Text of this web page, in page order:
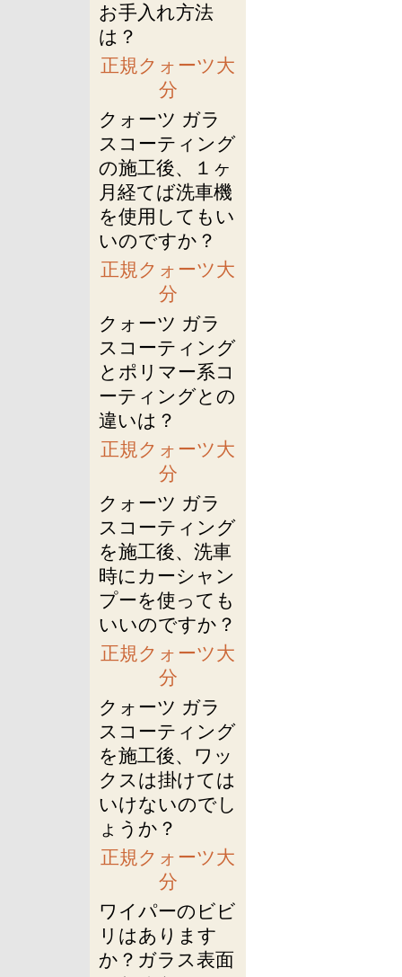
お手入れ方法
は？
正規クォーツ大
分
クォーツ ガラ
スコーティング
の施工後、１ヶ
月経てば洗車機
を使用してもい
いのですか？
正規クォーツ大
分
クォーツ ガラ
スコーティング
とポリマー系コ
ーティングとの
違いは？
正規クォーツ大
分
クォーツ ガラ
スコーティング
を施工後、洗車
時にカーシャン
プーを使っても
いいのですか？
正規クォーツ大
分
クォーツ ガラ
スコーティング
を施工後、ワッ
クスは掛けては
いけないのでし
ょうか？
正規クォーツ大
分
ワイパーのビビ
リはあります
か？ガラス表面